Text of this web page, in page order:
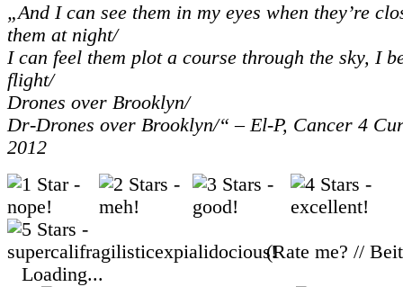
„And I can see them in my eyes when they’re
them at night/
I can feel them plot a course through the sky, I
flight/
Drones over Brooklyn/
Dr-Drones over Brooklyn/“ – El-P, Cancer 4
2012
(Rate me? //
Loading...